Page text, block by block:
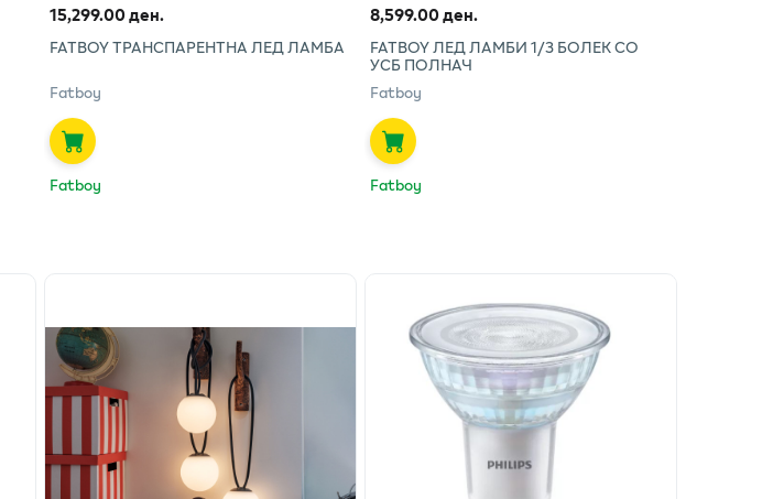
15,299.00 ден.
FATBOY ТРАНСПАРЕНТНА ЛЕД ЛАМБА
Fatboy
Fatboy
8,599.00 ден.
FATBOY ЛЕД ЛАМБИ 1/3 БОЛЕК СО
УСБ ПОЛНАЧ
Fatboy
Fatboy